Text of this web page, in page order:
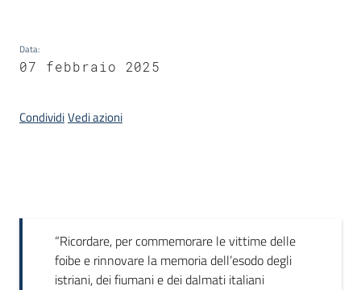
Data:
07 febbraio 2025
CondividiVedi azioni
Introduzione
“Ricordare, per commemorare le vittime delle
foibe e rinnovare la memoria dell’esodo degli
istriani, dei fiumani e dei dalmati italiani